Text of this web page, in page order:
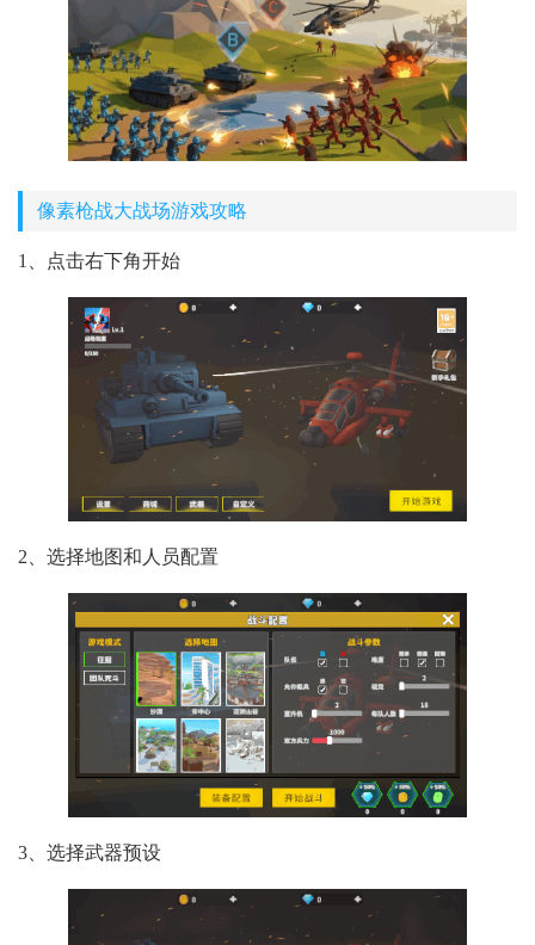
像素枪战大战场游戏攻略
1、点击右下角开始
2、选择地图和人员配置
3、选择武器预设